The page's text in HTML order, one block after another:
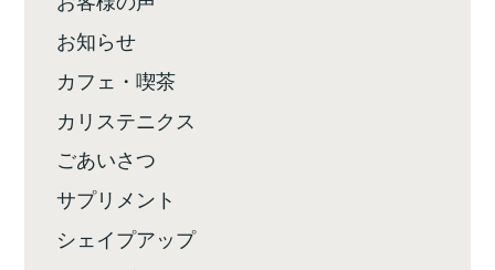
お知らせ
カフェ・喫茶
カリステニクス
ごあいさつ
サプリメント
シェイプアップ